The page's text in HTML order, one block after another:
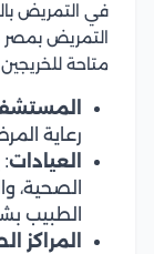
في التمريض
التمريض بمصر
متاحة
رعاية
العيادات:
الصحية،
الطبيب
المراكز